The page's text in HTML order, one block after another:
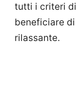
tutti i criteri
beneficiare di
rilassante.